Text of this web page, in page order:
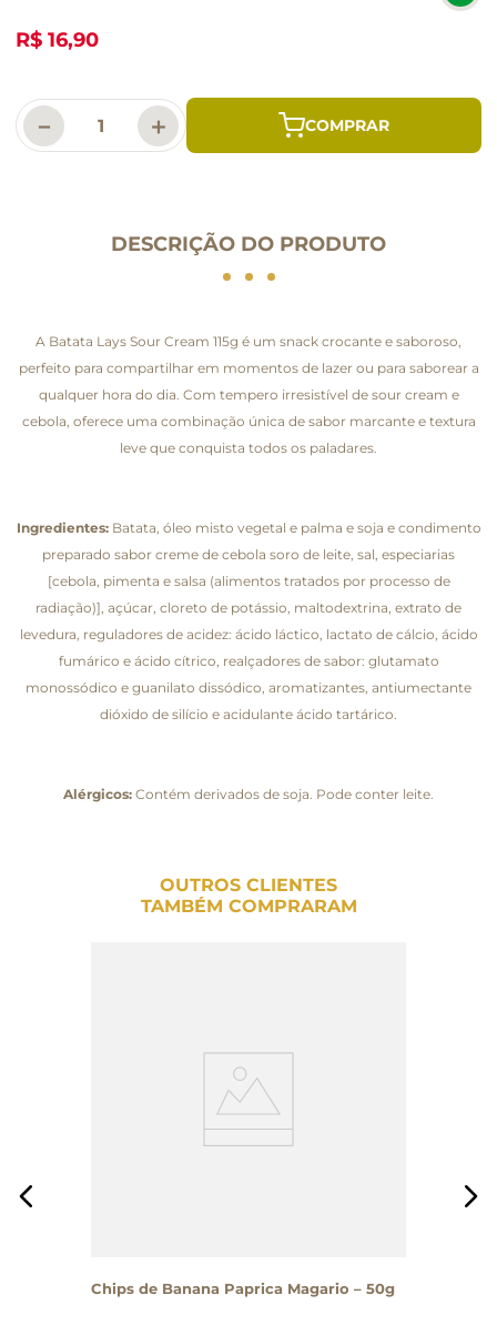
R$ 16,90
＋
－
DESCRIÇÃO DO PRODUTO
A Batata Lays Sour Cream 115g é um snack crocante e saboroso,
perfeito para compartilhar em momentos de lazer ou para saborear a
qualquer hora do dia. Com tempero irresistível de sour cream e
cebola, oferece uma combinação única de sabor marcante e textura
leve que conquista todos os paladares.
Ingredientes:Batata, óleo misto vegetal e palma e soja e condimento
preparado sabor creme de cebola soro de leite, sal, especiarias
[cebola, pimenta e salsa (alimentos tratados por processo de
radiação)], açúcar, cloreto de potássio, maltodextrina, extrato de
levedura, reguladores de acidez: ácido láctico, lactato de cálcio, ácido
fumárico e ácido cítrico, realçadores de sabor: glutamato
monossódico e guanilato dissódico, aromatizantes, antiumectante
dióxido de silício e acidulante ácido tartárico.
Alérgicos: Contém derivados de soja. Pode conter leite.
OUTROS CLIENTES
TAMBÉM COMPRARAM
Chips de Banana Paprica Magario – 50g